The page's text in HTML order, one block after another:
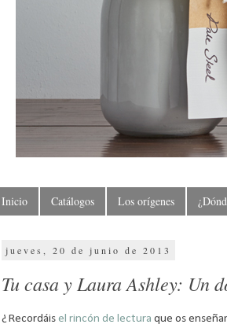
Inicio Catálogos Los orígenes
jueves, 20 de junio de 2013
Tu casa y Laura Ashley: Un
¿Recordáisel rincón de lectura que os